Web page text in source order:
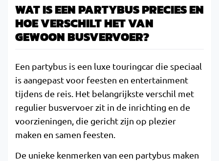
WAT IS EEN PARTYBUS PRECIES EN
HOE VERSCHILT HET VAN
GEWOON BUSVERVOER?
Een partybus is een luxe touringcar die speciaal
is aangepast voor feesten en entertainment
tijdens de reis. Het belangrijkste verschil met
regulier busvervoer zit in de inrichting en de
voorzieningen, die gericht zijn op plezier
maken en samen feesten.
De unieke kenmerken van een partybus maken